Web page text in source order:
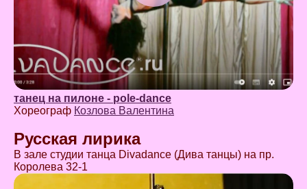
танец на пилоне - pole-dance
Хореограф Козлова Валентина
Русская лирика
В зале студии танца Divadance (Дива танцы) на пр.
Королева 32-1